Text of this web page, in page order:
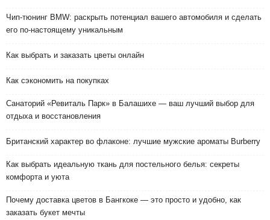
Чип-тюнинг BMW: раскрыть потенциал вашего автомобиля и сделать
его по-настоящему уникальным
Как выбрать и заказать цветы онлайн
Как сэкономить на покупках
Санаторий «Ревиталь Парк» в Балашихе — ваш лучший выбор для
отдыха и восстановления
Британский характер во флаконе: лучшие мужские ароматы Burberry
Как выбрать идеальную ткань для постельного белья: секреты
комфорта и уюта
Почему доставка цветов в Бангкоке — это просто и удобно, как
заказать букет мечты